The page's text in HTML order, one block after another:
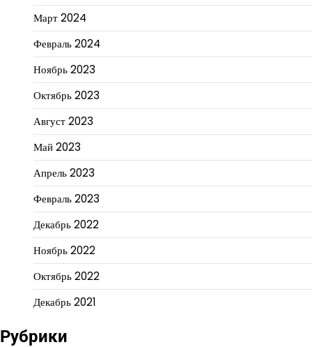
Март 2024
Февраль 2024
Ноябрь 2023
Октябрь 2023
Август 2023
Май 2023
Апрель 2023
Февраль 2023
Декабрь 2022
Ноябрь 2022
Октябрь 2022
Декабрь 2021
Рубрики